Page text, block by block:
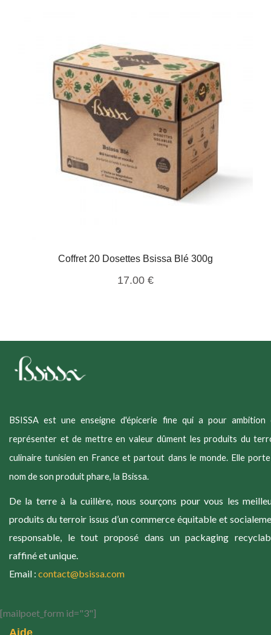
Coffret 20 Dosettes Bsissa Blé 300g
17.00 €
BSISSA est une enseigne d'épicerie fine qui a pour ambition
représenter et de mettre en valeur dûment les produits du
culinaire tunisien en France et partout dans le monde. Elle
nom de son produit phare, la Bsissa.
De la terre à la cuillère, nous sourçons pour vous les
produits du terroir issus d’un commerce équitable et
responsable, le tout proposé dans un packaging
raffiné et unique.
Email : contact@bsissa.com
[mailpoet_form id="3"]
Aide